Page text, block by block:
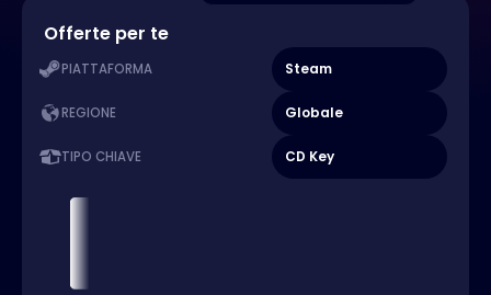
Offerte per te
PIATTAFORMA Steam
REGIONE Globale
TIPO CHIAVE CD Key